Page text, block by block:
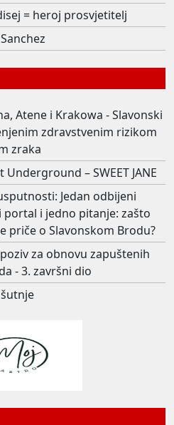
= heroj prosvjetitelj
Atene i Krakowa - Slavonski
zdravstvenim rizikom
zraka
– SWEET JANE
Jedan odbijeni
i jedno pitanje: zašto
priče o Slavonskom Brodu?
za obnovu zapuštenih
- 3. završni dio